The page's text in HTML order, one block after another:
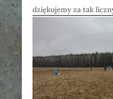
dziękujemy za tak